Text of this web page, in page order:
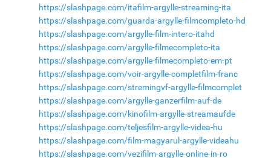
https://slashpage.com/itafilm-argylle-streaming-ita
https://slashpage.com/guarda-argylle-filmcompleto-hd
https://slashpage.com/argylle-film-intero-itahd
https://slashpage.com/argylle-filmecompleto-ita
https://slashpage.com/argylle-filmecompleto-em-pt
https://slashpage.com/voir-argylle-completfilm-franc
https://slashpage.com/stremingvf-argylle-filmcomplet
https://slashpage.com/argylle-ganzerfilm-auf-de
https://slashpage.com/kinofilm-argylle-streamaufde
https://slashpage.com/teljesfilm-argylle-videa-hu
https://slashpage.com/film-magyarul-argylle-videahu
https://slashpage.com/vezifilm-argylle-online-in-ro